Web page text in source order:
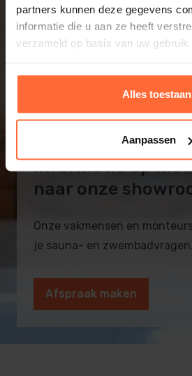
partners kunnen deze gegevens
informatie die u aan ze heeft
verzameld op basis van uw
Alles toestaan
Aanpassen
Informatie op
naar onze
Onze vakmensen en
je sauna- en zwembadvragen.
Afspraak maken